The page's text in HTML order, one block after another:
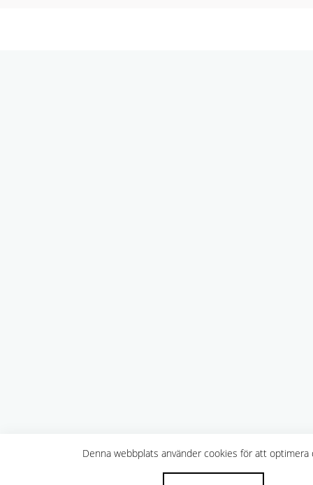
Denna webbplats använder cookies för att optimera